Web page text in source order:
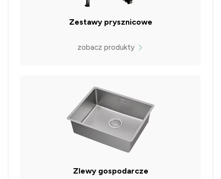
Zestawy prysznicowe
zobacz produkty
Zlewy gospodarcze